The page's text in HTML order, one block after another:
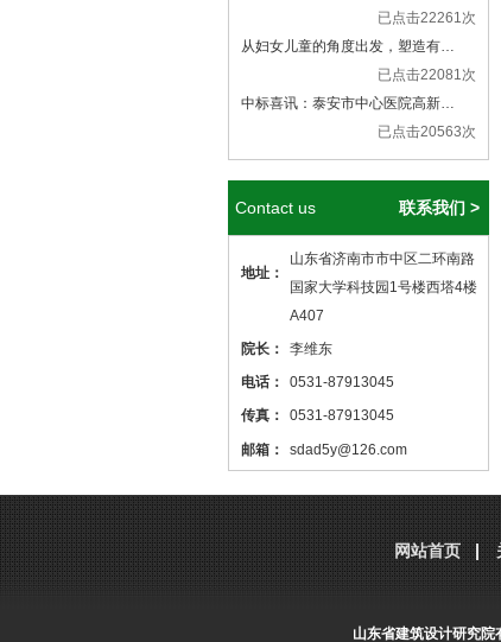
已点击22261次
从妇女儿童的角度出发，塑造有…
已点击22081次
中标喜讯：泰安市中心医院高新…
已点击20563次
Contact us 联系我们 >
地址：
山东省济南市市中区二环南路
国家大学科技园1号楼西塔4楼
A407
院长：
李维东
电话：
0531-87913045
传真：
0531-87913045
邮箱：
sdad5y@126.com
设计 ，本站网址
http://www.sdjzsj5y.com
，转载请标明出处！
网站首页
山东省建筑设计研究院